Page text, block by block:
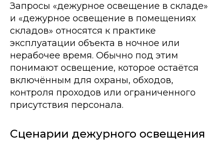
Запросы «дежурное освещение в складе»
и «дежурное освещение в помещениях
складов» относятся к практике
эксплуатации объекта в ночное или
нерабочее время. Обычно под этим
понимают освещение, которое остаётся
включённым для охраны, обходов,
контроля проходов или ограниченного
присутствия персонала.
Сценарии дежурного освещения